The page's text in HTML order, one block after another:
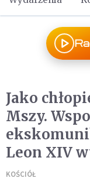
Jako
Mszy.
Leon XIV
KOŚCIÓŁ